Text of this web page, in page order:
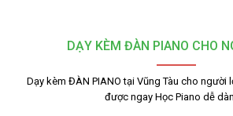
DẠY KÈM ĐÀN PIANO CHO
Dạy kèm ĐÀN PIANO tại Vũng Tàu cho người
được ngay Học Piano dễ